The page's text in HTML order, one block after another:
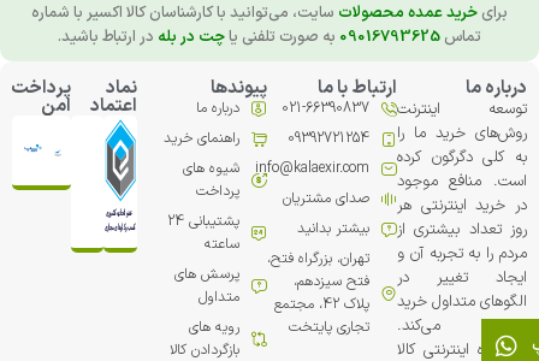
برای خرید عمده محصولات سایت، می‌توانید با کارشناسان کالا اکسیر با شماره
تماس 09016793625 به صورت تلفنی یاچت در بله در ارتباط باشید.
درباره ما
توسعه اینترنت
روش‌های خرید ما را
به کلی دگرگون کرده
است. منافع موجود
در خرید اینترنتی هر
روز تعداد بیشتری از
مردم را به تجربه آن و
ایجاد تغییر در
الگوهای متداول خرید
ترغیب می‏‌کند.
فروشگاه اینترنتی کالا
ارتباط با ما
021-66390837
09392721254
info@kalaexir.com
صدای مشتریان
بیشتر بدانید
تهران، بزرگراه فتح،
فتح سیزدهم،
پلاک 42، مجتمع
تجاري پایتخت
پیوندها
درباره ما
راهنمای خرید
شیوه های
پرداخت
پشتیبانی 24
ساعته
پرسش های
متداول
رویه های
بازگردادن کالا
نماد
اعتماد
پرداخت
امن